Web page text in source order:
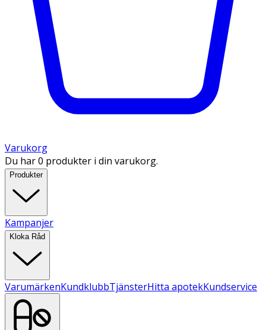
Varukorg
Du har 0 produkter i din varukorg.
Produkter
Kampanjer
Kloka Råd
VarumärkenKundklubbTjänsterHitta apotekKundservice